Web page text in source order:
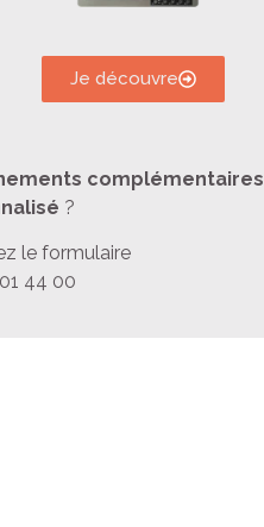
Je découvre
complémentaires
?
le formulaire
44 00